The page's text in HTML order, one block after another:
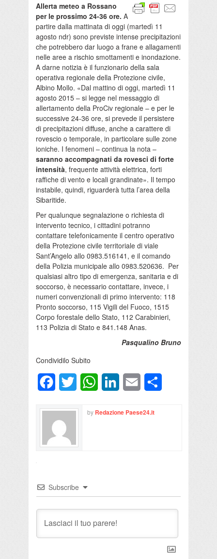
Allerta meteo a Rossano
per le prossimo 24-36 ore. A
partire dalla mattinata di oggi (martedì 11
agosto ndr) sono previste intense precipitazioni
che potrebbero dar luogo a frane e allagamenti
nelle aree a rischio smottamenti e inondazione.
A darne notizia è il funzionario della sala
operativa regionale della Protezione civile,
Albino Mollo. «Dal mattino di oggi, martedì 11
agosto 2015 – si legge nel messaggio di
allertamento della ProCiv regionale – e per le
successive 24-36 ore, si prevede il persistere
di precipitazioni diffuse, anche a carattere di
rovescio o temporale, in particolare sulle zone
ioniche. I fenomeni – continua la nota –
saranno accompagnati da rovesci di forte
intensità, frequente attività elettrica, forti
raffiche di vento e locali grandinate». Il tempo
instabile, quindi, riguarderà tutta l’area della
Sibaritide.
Per qualunque segnalazione o richiesta di
intervento tecnico, i cittadini potranno
contattare telefonicamente il centro operativo
della Protezione civile territoriale di viale
Sant’Angelo allo 0983.516141, e il comando
della Polizia municipale allo 0983.520636. Per
qualsiasi altro tipo di emergenza, sanitaria e di
soccorso, è necessario contattare, invece, i
numeri convenzionali di primo intervento: 118
Pronto soccorso, 115 Vigili del Fuoco, 1515
Corpo forestale dello Stato, 112 Carabinieri,
113 Polizia di Stato e 841.148 Anas.
Pasqualino Bruno
Condividilo Subito
FacebookTwitter WhatsAppLinkedInEmail
by Redazione Paese24.it
Subscribe